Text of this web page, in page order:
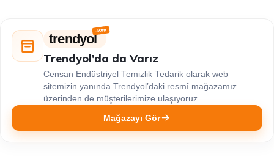
trendyol
Trendyol’da da Varız
Censan Endüstriyel Temizlik Tedarik olarak web
sitemizin yanında Trendyol’daki resmî mağazamız
üzerinden de müşterilerimize ulaşıyoruz.
Mağazayı Gör